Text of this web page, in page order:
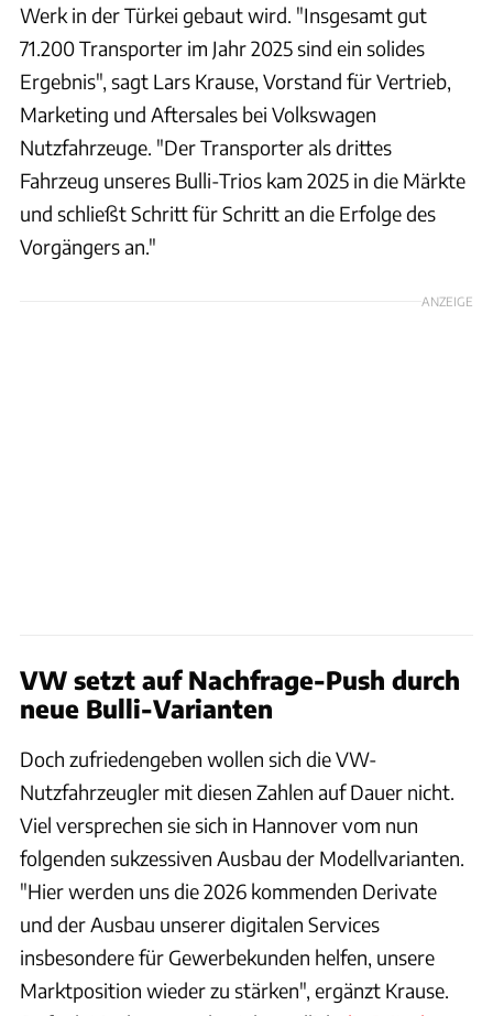
Werk in der Türkei gebaut wird. "Insgesamt gut
71.200 Transporter im Jahr 2025 sind ein solides
Ergebnis", sagt Lars Krause, Vorstand für Vertrieb,
Marketing und Aftersales bei Volkswagen
Nutzfahrzeuge. "Der Transporter als drittes
Fahrzeug unseres Bulli-Trios kam 2025 in die Märkte
und schließt Schritt für Schritt an die Erfolge des
Vorgängers an."
ANZEIGE
VW setzt auf Nachfrage-Push durch
neue Bulli-Varianten
Doch zufriedengeben wollen sich die VW-
Nutzfahrzeugler mit diesen Zahlen auf Dauer nicht.
Viel versprechen sie sich in Hannover vom nun
folgenden sukzessiven Ausbau der Modellvarianten.
"Hier werden uns die 2026 kommenden Derivate
und der Ausbau unserer digitalen Services
insbesondere für Gewerbekunden helfen, unsere
Marktposition wieder zu stärken", ergänzt Krause.